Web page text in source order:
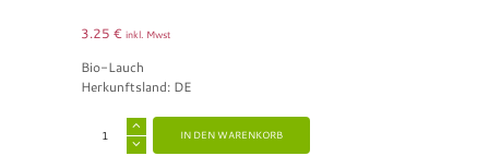
3.25 € inkl. Mwst
Bio-Lauch
Herkunftsland: DE
IN DEN WARENKORB
A